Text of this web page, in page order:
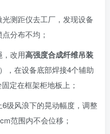
光测距仪去工厂，发现设备
分布不均；
，改用高强度合成纤维吊装
，在设备底部焊接4个辅助
定在框架柜地板上；
级风浪下的晃动幅度，调整
范围内不会位移；